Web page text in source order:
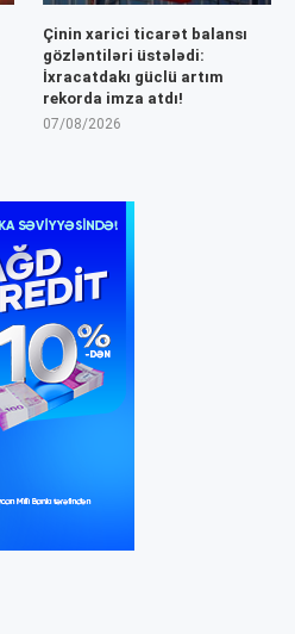
Çinin xarici ticarət balansı
gözləntiləri üstələdi:
İxracatdakı güclü artım
rekorda imza atdı!
07/08/2026